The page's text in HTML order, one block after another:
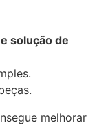
solução de
melhorar